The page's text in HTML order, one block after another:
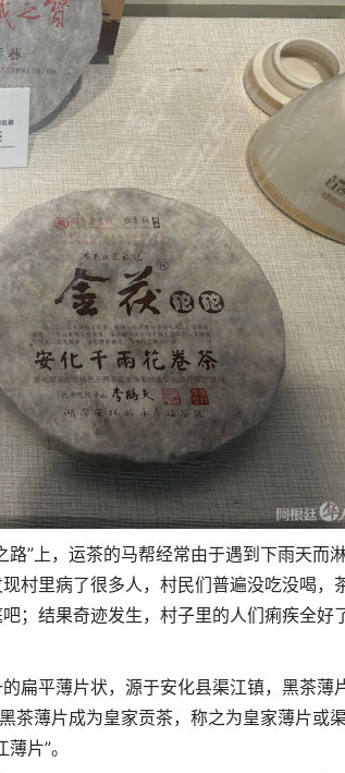
”上，运茶的马帮经常由于遇到下雨天而
村里病了很多人， 村民们普遍没吃没喝，
；结果奇迹发生，村子里的人们痢疾全好
扁平薄片状，源于安化县渠江镇，黑茶薄
茶薄片成为皇家贡茶，称之为皇家薄片或
片”。